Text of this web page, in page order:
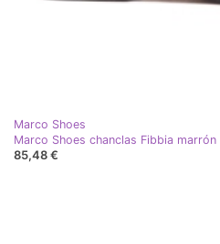
Marco Shoes
Marco Shoes chanclas Fibbia marrón
85,48 €